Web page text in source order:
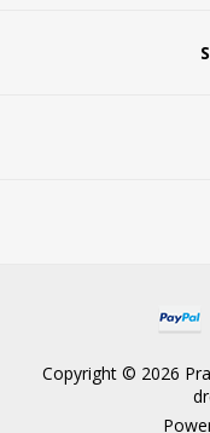
Copyright © 2026